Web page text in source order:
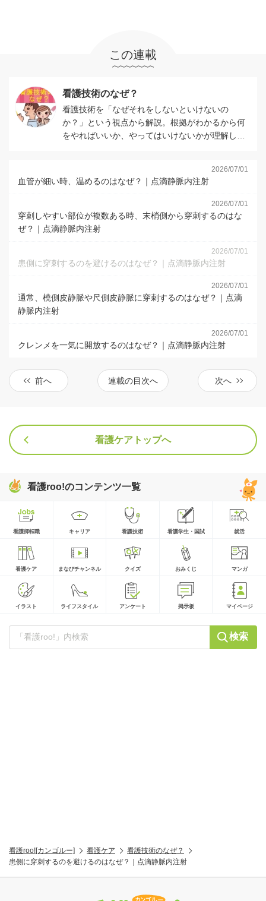
この連載
看護技術のなぜ？
看護技術を「なぜそれをしないといけないの
か？」という視点から解説。根拠がわかるから何
をやればいいか、やってはいけないかが理解しや
2026/07/01
血管が細い時、温めるのはなぜ？｜点滴静脈内注射
2026/07/01
穿刺しやすい部位が複数ある時、末梢側から穿刺するのはな
ぜ？｜点滴静脈内注射
2026/07/01
患側に穿刺するのを避けるのはなぜ？｜点滴静脈内注射
2026/07/01
通常、橈側皮静脈や尺側皮静脈に穿刺するのはなぜ？｜点滴
静脈内注射
2026/07/01
クレンメを一気に開放するのはなぜ？｜点滴静脈内注射
前へ 連載の目次へ 次へ
看護ケアトップへ
看護roo!のコンテンツ一覧
看護師転職 キャリア 看護技術 看護学生・国試 就活
看護ケア まなびチャンネル クイズ おみくじ マンガ
イラスト ライフスタイル アンケート 掲示板 マイページ
検索
看護roo![カンゴルー] 看護ケア
看護技術のなぜ？
患側に穿刺するのを避けるのはなぜ？｜点滴静脈内注射